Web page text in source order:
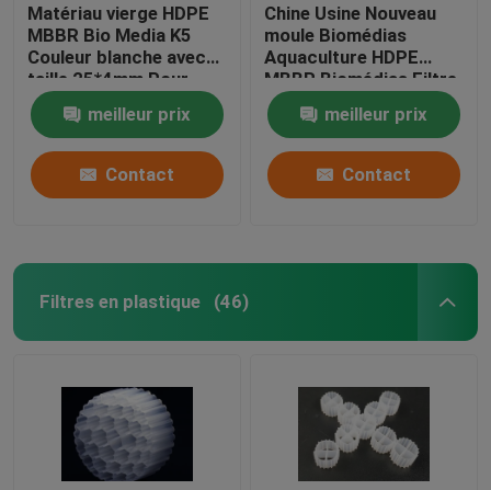
Matériau vierge HDPE
MBBR Bio Media K5
Couleur blanche avec
taille 25*4mm Pour
l'équipement IFAS
meilleur prix
Contact
Chine Usine Nouveau
moule Biomédias
Aquaculture HDPE
MBBR Biomédias Filtre
Biomasse Porteur de
médias flottants
meilleur prix
Contact
Filtres en plastique (46)